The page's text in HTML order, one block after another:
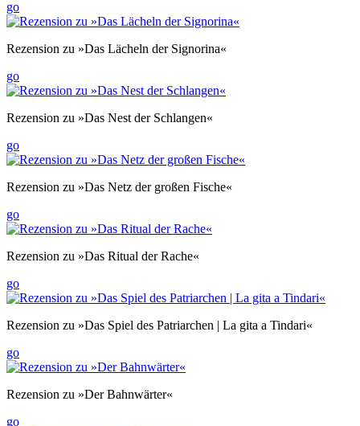
go
Rezension zu »Das Lächeln der Signorina«
go
Rezension zu »Das Nest der Schlangen«
go
Rezension zu »Das Netz der großen Fische«
go
Rezension zu »Das Ritual der Rache«
go
Rezension zu »Das Spiel des Patriarchen | La gita a Tindari«
go
Rezension zu »Der Bahnwärter«
go